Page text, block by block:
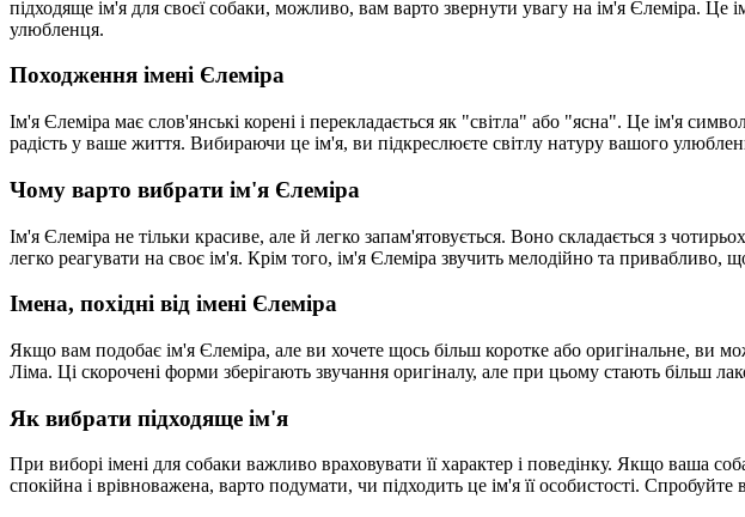
підходяще ім'я для своєї собаки, можливо, вам варто звернути увагу на ім'я Єлеміра.
улюбленця.
Походження імені Єлеміра
Ім'я Єлеміра має слов'янські корені і перекладається як "світла" або "ясна". Це ім'я
радість у ваше життя. Вибираючи це ім'я, ви підкреслюєте світлу натуру вашого
Чому варто вибрати ім'я Єлеміра
Ім'я Єлеміра не тільки красиве, але й легко запам'ятовується. Воно складається з
легко реагувати на своє ім'я. Крім того, ім'я Єлеміра звучить мелодійно та
Імена, похідні від імені Єлеміра
Якщо вам подобає ім'я Єлеміра, але ви хочете щось більш коротке або оригінальне, ви
Ліма. Ці скорочені форми зберігають звучання оригіналу, але при цьому стають більш
Як вибрати підходяще ім'я
При виборі імені для собаки важливо враховувати її характер і поведінку. Якщо ваша
спокійна і врівноважена, варто подумати, чи підходить це ім'я її особистості. Спробуйте